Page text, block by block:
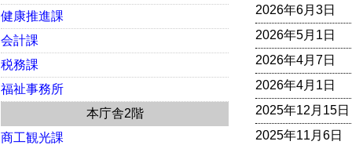
2026年6月3日
2026年5月1日
2026年4月7日
2026年4月1日
2025年12月15日
2025年11月6日
健康推進課
会計課
税務課
福祉事務所
本庁舎2階
商工観光課